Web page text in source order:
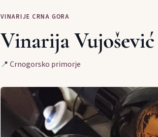
VINARIJE CRNA GORA
Vinarija
📍 Crnogorsko primorje